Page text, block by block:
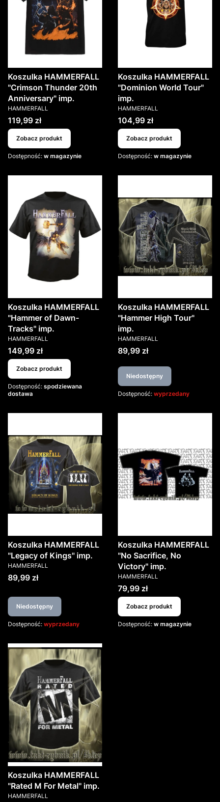
Koszulka HAMMERFALL
"Crimson Thunder 20th
Anniversary" imp.
PRODUCENT
HAMMERFALL
Cena
119,99 zł
Zobacz produkt
Dostępność: w magazynie
Koszulka HAMMERFALL
"Dominion World Tour"
imp.
PRODUCENT
HAMMERFALL
Cena
104,99 zł
Zobacz produkt
Dostępność: w magazynie
Koszulka HAMMERFALL
"Hammer of Dawn-
Tracks" imp.
PRODUCENT
HAMMERFALL
Cena
149,99 zł
Zobacz produkt
Dostępność: spodziewana
dostawa
Koszulka HAMMERFALL
"Hammer High Tour"
imp.
PRODUCENT
HAMMERFALL
Cena
89,99 zł
Niedostępny
Dostępność: wyprzedany
Koszulka HAMMERFALL
"Legacy of Kings" imp.
PRODUCENT
HAMMERFALL
Cena
89,99 zł
Niedostępny
Dostępność: wyprzedany
Koszulka HAMMERFALL
"No Sacrifice, No
Victory" imp.
PRODUCENT
HAMMERFALL
Cena
79,99 zł
Zobacz produkt
Dostępność: w magazynie
Koszulka HAMMERFALL
"Rated M For Metal" imp.
PRODUCENT
HAMMERFALL